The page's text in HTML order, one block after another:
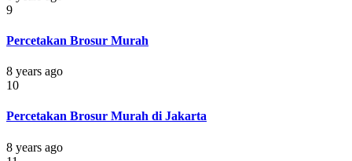
9
Percetakan Brosur Murah
8 years ago
10
Percetakan Brosur Murah di Jakarta
8 years ago